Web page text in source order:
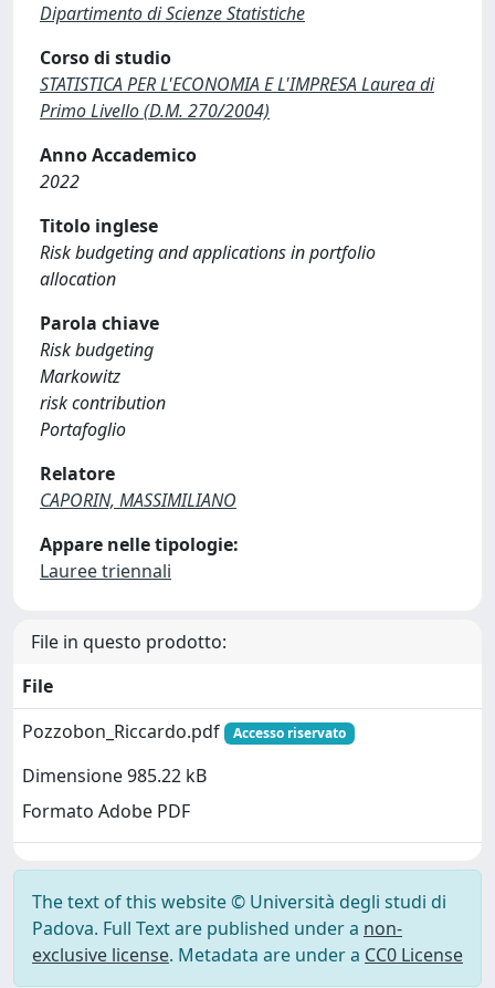
Dipartimento di Scienze Statistiche
Corso di studio
STATISTICA PER L'ECONOMIA E L'IMPRESA Laurea di
Primo Livello (D.M. 270/2004)
Anno Accademico
2022
Titolo inglese
Risk budgeting and applications in portfolio
allocation
Parola chiave
Risk budgeting
Markowitz
risk contribution
Portafoglio
Relatore
CAPORIN, MASSIMILIANO
Appare nelle tipologie:
Lauree triennali
File in questo prodotto:
File
Pozzobon_Riccardo.pdf
Accesso riservato
Dimensione 985.22 kB
Formato Adobe PDF
The text of this website © Università degli studi di
Padova. Full Text are published under a non-
exclusive license. Metadata are under a CC0 License